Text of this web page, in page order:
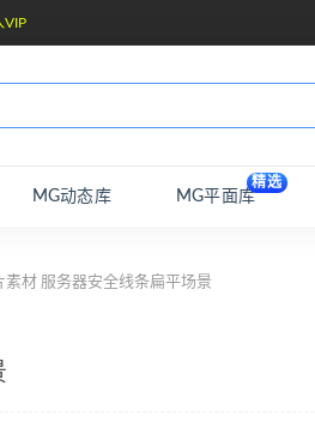
VIP
MG动态库 MG平面库
精选
素材 服务器安全线条扁平场景